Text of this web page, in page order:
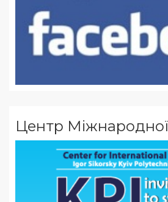
Центр Міжнародної